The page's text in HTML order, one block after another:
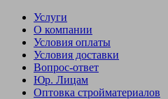
Услуги
О компании
Условия оплаты
Условия доставки
Вопрос-ответ
Юр. Лицам
Оптовка стройматериалов